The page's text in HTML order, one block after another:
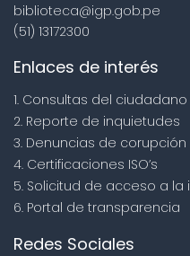
biblioteca@igp.gob.pe
(51) 13172300
Enlaces de interés
1. Consultas del ciudadano
2. Reporte de inquietudes
3. Denuncias de corupción
4. Certificaciones ISO’s
5. Solicitud de acceso a
6. Portal de transparencia
Redes Sociales